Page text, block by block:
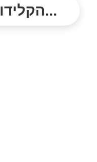
הקלידו נושא לימוד...